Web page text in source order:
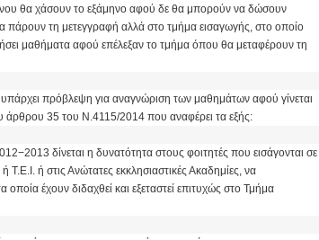
θα χάσουν το εξάμηνο αφού δε θα μπορούν να δώσουν
πάρουν τη μετεγγραφή αλλά στο τμήμα εισαγωγής, στο οποίο
μαθήματα αφού επέλεξαν το τμήμα όπου θα μεταφέρουν τη
πρόβλεψη για αναγνώριση των μαθημάτων αφού γίνεται
άρθρου 35 του Ν.4115/2014 που αναφέρει τα εξής:
δίνεται η δυνατότητα στους φοιτητές που εισάγονται σε
ή στις Ανώτατες εκκλησιαστικές Ακαδημίες, να
έχουν διδαχθεί και εξεταστεί επιτυχώς στο Τμήμα